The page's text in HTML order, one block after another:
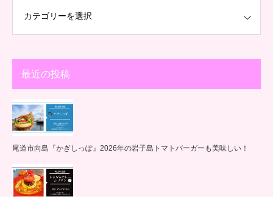
最近の投稿
尾道市向島『かぎしっぽ』2026年の岩子島トマトバーガーも美味しい！